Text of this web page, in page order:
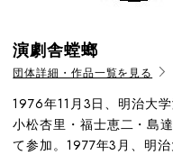
演劇舎螳螂
団体詳細・作品一覧を見る
1976年11月3日、明治大
小松杏里・福士恵二・島
て参加。1977年3月、明